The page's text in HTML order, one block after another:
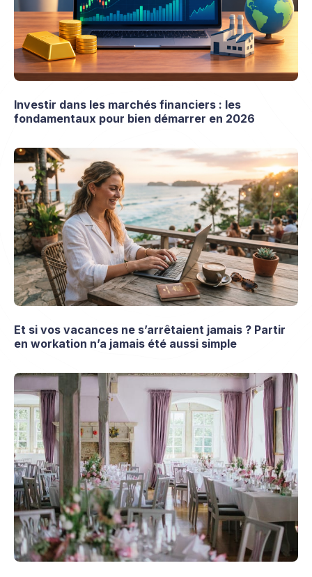
Investir dans les marchés financiers : les
fondamentaux pour bien démarrer en 2026
Et si vos vacances ne s’arrêtaient jamais ? Partir
en workation n’a jamais été aussi simple